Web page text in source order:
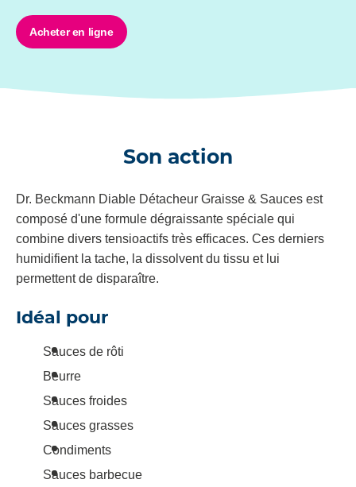
Acheter en ligne
Son action
Dr. Beckmann Diable Détacheur Graisse & Sauces est
composé d'une formule dégraissante spéciale qui
combine divers tensioactifs très efficaces. Ces derniers
humidifient la tache, la dissolvent du tissu et lui
permettent de disparaître.
Idéal pour
Sauces de rôti
Beurre
Sauces froides
Sauces grasses
Condiments
Sauces barbecue